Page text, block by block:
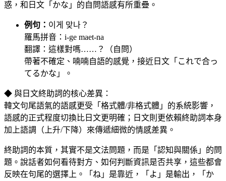
惑，和日文「かな」的自問語感有所重疊。
例句： 이게 맞나？
羅馬拼音：i-ge maet-na
翻譯：這樣對嗎……？（自問）
帶著不確定、喃喃自語的感覺，接近日文「これで合っ
てるかな」。
◆ 與日文終助詞的核心差異：
韓文句尾語氣的語感更受「格式體/非格式體」的系統影響，
語感的正式程度切換比日文更明確；日文則更依賴終助詞本身
加上語調（上升/下降）來傳遞細微的情感差異。
終助詞的本質，其實不是文法問題，而是「認知與關係」的問
題。說話者如何看待對方、如何判斷資訊是否共享，這些都會
反映在句尾的選擇上。「ね」是靠近，「よ」是輸出，「か